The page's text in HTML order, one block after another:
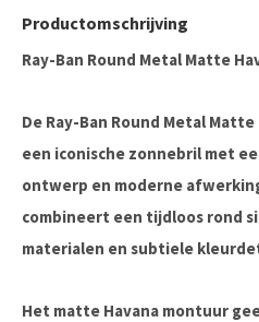
Productomschrijving
Ray-Ban Round Metal Matte
De Ray-Ban Round Metal
een iconische zonnebril met
ontwerp en moderne
combineert een tijdloos rond
materialen en subtiele
Het matte Havana montuur